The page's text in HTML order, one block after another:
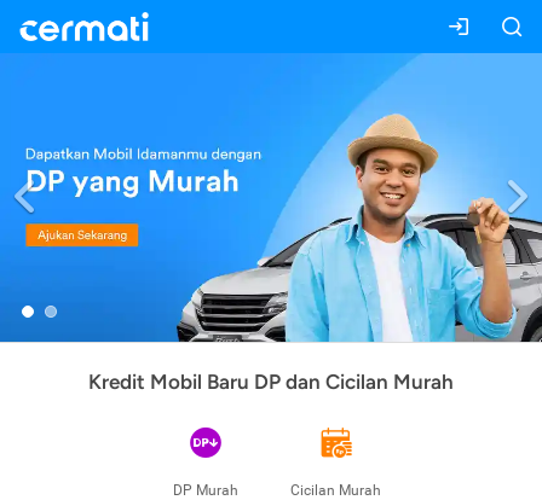
Previous
Kredit Mobil Baru DP dan Cicilan Murah
DP Murah Cicilan Murah